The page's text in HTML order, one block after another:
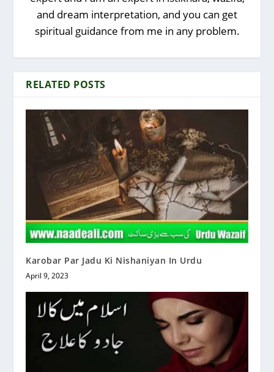
and dream interpretation, and you can get
spiritual guidance from me in any problem.
RELATED POSTS
Karobar Par Jadu Ki Nishaniyan In Urdu
April 9, 2023